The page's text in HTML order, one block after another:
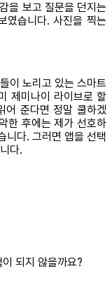
을 보고 질문을 던지는
였습니다. 사진을 찍는
이 노리고 있는 스마트
제미나이 라이브로 할
어 준다면 정말 쿨하겠
한 후에는 제가 선호하
니다. 그러면 앱을 선택
다.
되지 않을까요?